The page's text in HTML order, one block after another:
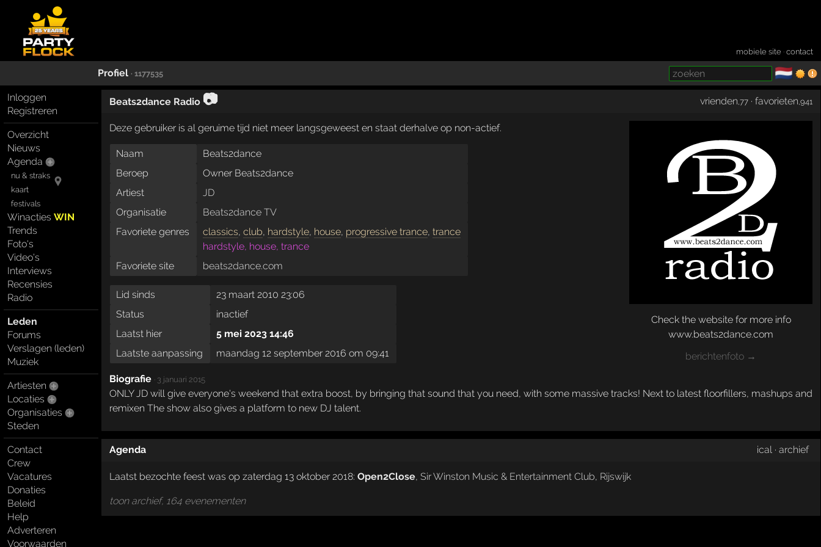
mobiele site ·contact
Profiel · 1177535 🇳🇱
Inloggen
Registreren
Overzicht
Nieuws
Agenda
nu & straks
kaart
festivals
WinactiesWIN
Trends
Foto's
Video's
Interviews
Recensies
Radio
Leden
Forums
Verslagen (leden)
Muziek
Artiesten
Locaties
Organisaties
Steden
Contact
Crew
Vacatures
Donaties
Beleid
Help
Adverteren
Voorwaarden
Beats2dance Radio 📷 vrienden ,77 ·favorieten ,941
Check the website for more info
www.beats2dance.com
berichtenfoto →
Deze gebruiker is al geruime tijd niet meer langsgeweest en staat derhalve op non-actief.
Naam
Beats2dance
Beroep
Owner Beats2dance
Artiest
JD
Organisatie
Beats2dance TV
Favoriete genres
classics,club, hardstyle, house, progressive trance,trance
hardstyle, house, trance
Favoriete site
beats2dance.com
Lid sinds
23 maart 2010 23:06
Status
inactief
Laatst hier
5 mei 2023 14:46
Laatste aanpassing
maandag 12 september 2016 om 09:41
Biografie · 3 januari 2015
ONLY JD will give everyone's weekend that extra boost, by bringing that sound that you need, with some massive tracks! Next to latest floorfillers, mashups and
remixen The show also gives a platform to new DJ talent.
Agenda ical· archief
Laatst bezochte feest was op zaterdag 13 oktober 2018: Open2Close, Sir Winston Music & Entertainment Club, Rijswijk
toon archief, 164 evenementen